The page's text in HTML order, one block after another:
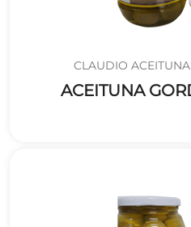
CLAUDIO
ACEITUNA